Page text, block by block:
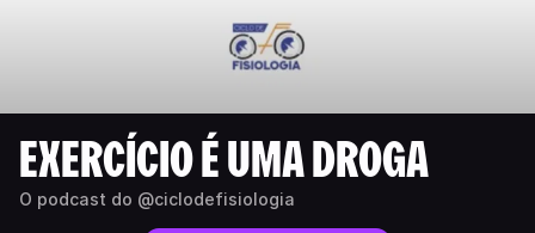
EXERCÍCIO É UMA DROGA
O podcast do @ciclodefisiologia